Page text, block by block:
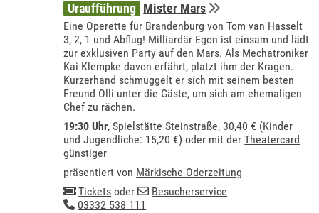
Uraufführung Mister Mars
Eine Operette für Brandenburg von Tom van Hasselt
3, 2, 1 und Abflug! Milliardär Egon ist einsam und lädt
zur exklusiven Party auf den Mars. Als Mechatroniker
Kai Klempke davon erfährt, platzt ihm der Kragen.
Kurzerhand schmuggelt er sich mit seinem besten
Freund Olli unter die Gäste, um sich am ehemaligen
Chef zu rächen.
19:30 Uhr, Spielstätte Steinstraße, 30,40 € (Kinder
und Jugendliche: 15,20 €) oder mit derTheatercard
günstiger
präsentiert von Märkische Oderzeitung
Tickets oder
Besucherservice
03332 538 111